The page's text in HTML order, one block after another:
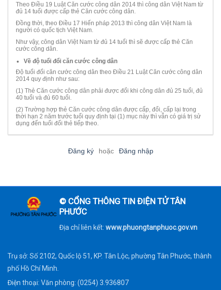
Theo Điều 19 Luật Căn cước công dân 2014 thì công dân Việt Nam từ
đủ 14 tuổi được cấp thẻ Căn cước công dân.
Đồng thời, theo Điều 17 Hiến pháp 2013 thì công dân Việt Nam là
người có quốc tịch Việt Nam.
Như vậy, công dân Việt Nam từ đủ 14 tuổi thì sẽ được cấp thẻ Căn
cước công dân.
Về độ tuổi đổi căn cước công dân
Độ tuổi đổi căn cước công dân theo Điều 21 Luật Căn cước công dân
2014 quy định như sau:
(1) Thẻ Căn cước công dân phải được đổi khi công dân đủ 25 tuổi, đủ
40 tuổi và đủ 60 tuổi.
(2) Trường hợp thẻ Căn cước công dân được cấp, đổi, cấp lại trong
thời hạn 2 năm trước tuổi quy định tại (1) mục này thì vẫn có giá trị sử
dụng đến tuổi đổi thẻ tiếp theo.
Đăng ký hoặc Đăng nhập
© CỔNG THÔNG TIN ĐIỆN TỬ TÂN
PHƯỚC
Địa chỉ liên kết: www.phuongtanphuoc.gov.vn
Trụ sở: Số 2102, Quốc lộ 51, KP. Tân Lộc, phường Tân Phước, thành
phố Hồ Chí Minh.
Điện thoại: Văn phòng: (0254) 3.936807